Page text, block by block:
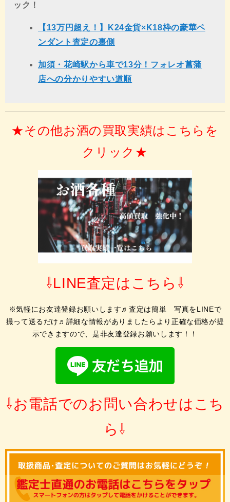
ック！
【13万円超え！】K24金貨×K18枠の豪華ペ
ンダント査定の裏側
加須・花崎駅から車で13分！フォレオ菖蒲
店への分かりやすい道順
★その他お酒の買取実績はこちらを
クリック★
⇩LINE査定はこちら⇩
※気軽にお友達登録お願いします♬査定は簡単 写真をLINEで
撮って送るだけ♬詳細な情報がありましたらより正確な価格が提
示できますので、是非友達登録お願いします！！
⇩お電話でのお問い合わせはこち
ら⇩